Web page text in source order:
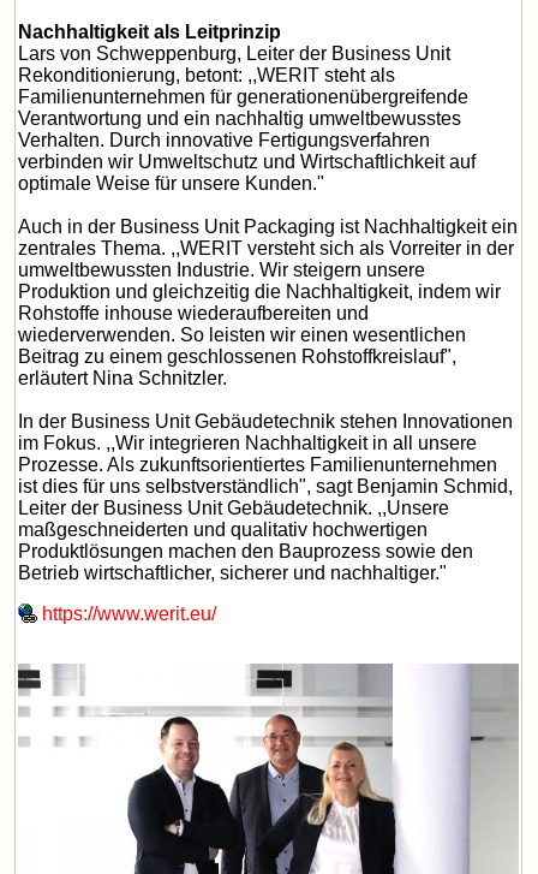
Nachhaltigkeit als Leitprinzip
Lars von Schweppenburg, Leiter der Business Unit
Rekonditionierung, betont: ,,WERIT steht als
Familienunternehmen für generationenübergreifende
Verantwortung und ein nachhaltig umweltbewusstes
Verhalten. Durch innovative Fertigungsverfahren
verbinden wir Umweltschutz und Wirtschaftlichkeit auf
optimale Weise für unsere Kunden."
Auch in der Business Unit Packaging ist Nachhaltigkeit ein
zentrales Thema. ,,WERIT versteht sich als Vorreiter in der
umweltbewussten Industrie. Wir steigern unsere
Produktion und gleichzeitig die Nachhaltigkeit, indem wir
Rohstoffe inhouse wiederaufbereiten und
wiederverwenden. So leisten wir einen wesentlichen
Beitrag zu einem geschlossenen Rohstoffkreislauf",
erläutert Nina Schnitzler.
In der Business Unit Gebäudetechnik stehen Innovationen
im Fokus. ,,Wir integrieren Nachhaltigkeit in all unsere
Prozesse. Als zukunftsorientiertes Familienunternehmen
ist dies für uns selbstverständlich", sagt Benjamin Schmid,
Leiter der Business Unit Gebäudetechnik. ,,Unsere
maßgeschneiderten und qualitativ hochwertigen
Produktlösungen machen den Bauprozess sowie den
Betrieb wirtschaftlicher, sicherer und nachhaltiger."
https://www.werit.eu/